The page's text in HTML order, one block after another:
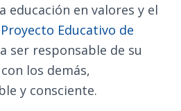
educación en valores y el
Proyecto Educativo de
ser responsable de su
los demás,
y consciente.